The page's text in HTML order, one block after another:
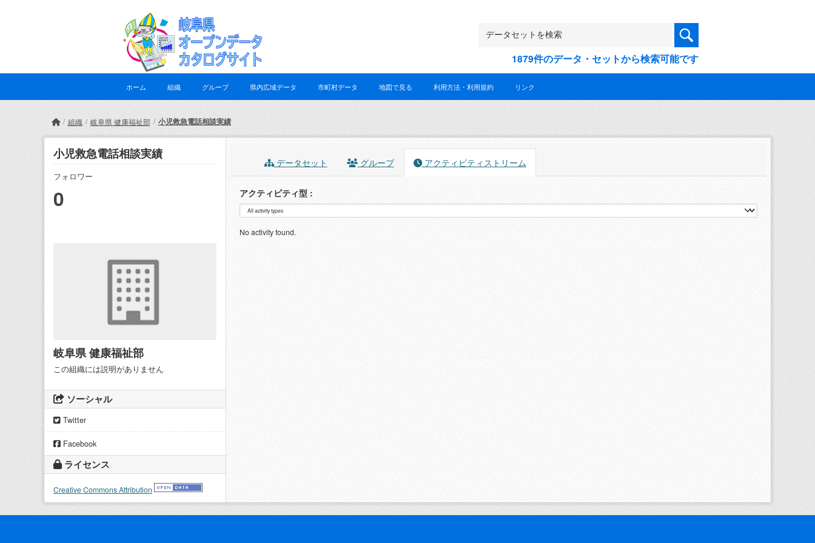
1879件のデータ・セットから検索可能です
ホーム 組織 グループ 県内広域データ 市町村データ 地図で見る 利用方法・利用規約 リンク
組織 岐阜県 健康福祉部 小児救急電話相談実績
小児救急電話相談実績
フォロワー
0
岐阜県 健康福祉部
この組織には説明がありません
ソーシャル
Twitter
Facebook
ライセンス
Creative Commons Attribution
データセット グループ アクティビティストリーム
アクティビティ型
No activity found.